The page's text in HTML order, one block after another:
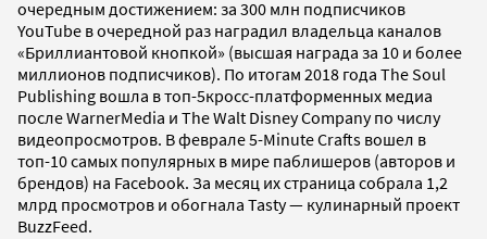
очередным достижением: за 300 млн подписчиков
YouTube в очередной раз наградил владельца каналов
«Бриллиантовой кнопкой» (высшая награда за 10 и более
миллионов подписчиков). По итогам 2018 года The Soul
Publishing вошла в топ-5кросс-платформенных медиа
после WarnerMedia и The Walt Disney Company по числу
видеопросмотров. В феврале 5-Minute Crafts вошел в
топ-10 самых популярных в мире паблишеров (авторов и
брендов) на Facebook. За месяц их страница собрала 1,2
млрд просмотров и обогнала Tasty — кулинарный проект
BuzzFeed.